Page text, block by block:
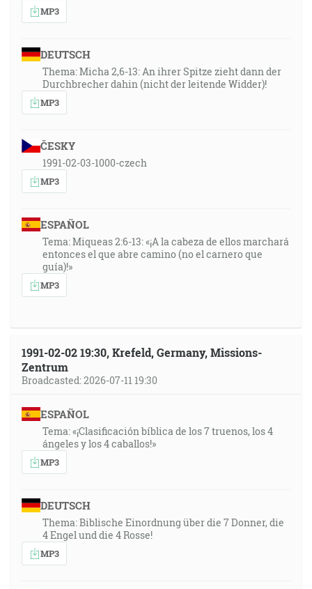
MP3
DEUTSCH
Thema: Micha 2,6-13: An ihrer Spitze zieht dann der
Durchbrecher dahin (nicht der leitende Widder)!
MP3
ČESKY
1991-02-03-1000-czech
MP3
ESPAÑOL
Tema: Miqueas 2:6-13: «¡A la cabeza de ellos marchará
entonces el que abre camino (no el carnero que
guía)!»
MP3
1991-02-02 19:30, Krefeld, Germany, Missions-
Zentrum
Broadcasted: 2026-07-11 19:30
ESPAÑOL
Tema: «¡Clasificación bíblica de los 7 truenos, los 4
ángeles y los 4 caballos!»
MP3
DEUTSCH
Thema: Biblische Einordnung über die 7 Donner, die
4 Engel und die 4 Rosse!
MP3